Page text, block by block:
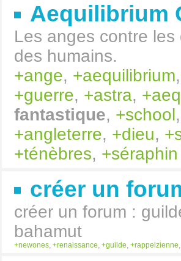
Aequilibrium
Les anges contre
des humains.
ange, aequilibrium
guerre, astra,
fantastique, school
angleterre, dieu,
ténèbres, séraphin
créer un
créer un forum :
bahamut
newones renaissance guilde rappelzienne